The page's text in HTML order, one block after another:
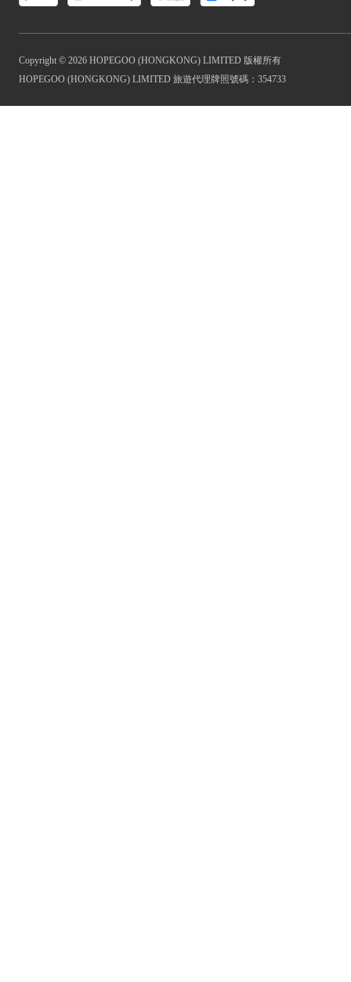
Copyright © 2026 HOPEGOO (HONGKONG) LIMITED 版權所有
HOPEGOO (HONGKONG) LIMITED 旅遊代理牌照號碼：354733